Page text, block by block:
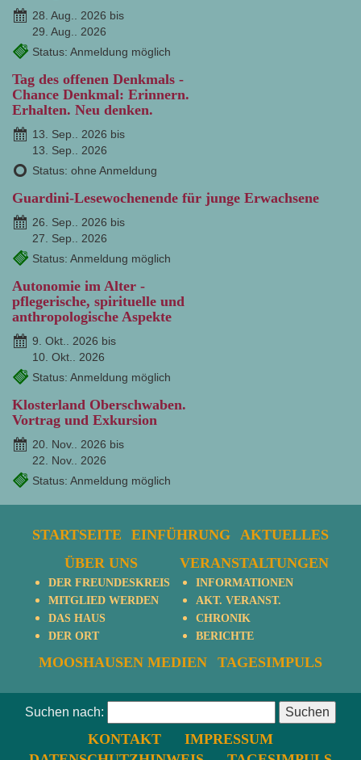
28. Aug.. 2026 bis
29. Aug.. 2026
Status: Anmeldung möglich
Tag des offenen Denkmals -
Chance Denkmal: Erinnern.
Erhalten. Neu denken.
13. Sep.. 2026 bis
13. Sep.. 2026
Status: ohne Anmeldung
Guardini-Lesewochenende für junge Erwachsene
26. Sep.. 2026 bis
27. Sep.. 2026
Status: Anmeldung möglich
Autonomie im Alter -
pflegerische, spirituelle und
anthropologische Aspekte
9. Okt.. 2026 bis
10. Okt.. 2026
Status: Anmeldung möglich
Klosterland Oberschwaben.
Vortrag und Exkursion
20. Nov.. 2026 bis
22. Nov.. 2026
Status: Anmeldung möglich
STARTSEITE EINFÜHRUNG
AKTUELLES
ÜBER UNS
DER FREUNDESKREIS
MITGLIED WERDEN
DAS HAUS
DER ORT
VERANSTALTUNGEN
INFORMATIONEN
AKT. VERANST.
CHRONIK
BERICHTE
MOOSHAUSEN MEDIEN TAGESIMPULS
Suchen nach:
KONTAKT
IMPRESSUM